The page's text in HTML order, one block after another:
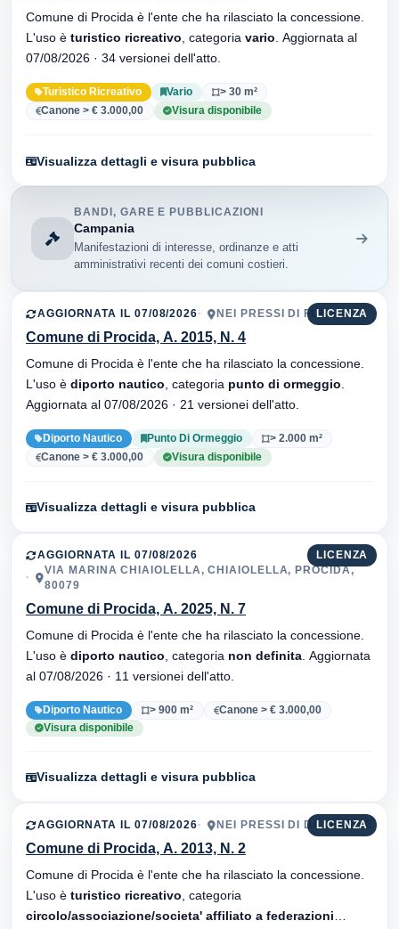
Comune di Procida è l'ente che ha rilasciato la concessione.
L'uso è turistico ricreativo , categoria vario
07/08/2026 · 34 versionei dell'atto.
Turistico Ricreativo Vario
> 30 m²
Canone > € 3.000,00
Visura disponibile
Visualizza dettagli e visura pubblica
BANDI, GARE E PUBBLICAZIONI
Campania
Manifestazioni di interesse, ordinanze e atti
amministrativi recenti dei comuni costieri.
LICENZA
AGGIORNATA IL 07/08/2026 NEI PRESSI DI FUEGO
Comune di Procida, A. 2015, N. 4
Comune di Procida è l'ente che ha rilasciato la concessione.
L'uso è diporto nautico , categoria punto di ormeggio
Aggiornata al 07/08/2026 · 21 versionei dell'atto.
Diporto Nautico Punto Di Ormeggio
> 2.000 m²
Canone > € 3.000,00
Visura disponibile
Visualizza dettagli e visura pubblica
LICENZA
AGGIORNATA IL 07/08/2026
VIA MARINA CHIAIOLELLA, CHIAIOLELLA, PROCIDA,
80079
Comune di Procida, A. 2025, N. 7
Comune di Procida è l'ente che ha rilasciato la concessione.
L'uso è diporto nautico , categoria non definita
al 07/08/2026 · 11 versionei dell'atto.
Diporto Nautico > 900 m²
Canone > € 3.000,00
Visura disponibile
Visualizza dettagli e visura pubblica
LICENZA
AGGIORNATA IL 07/08/2026 NEI PRESSI DI DA GIRONE
Comune di Procida, A. 2013, N. 2
Comune di Procida è l'ente che ha rilasciato la concessione.
L'uso è turistico ricreativo , categoria
circolo/associazione/societa' affiliato a federazioni